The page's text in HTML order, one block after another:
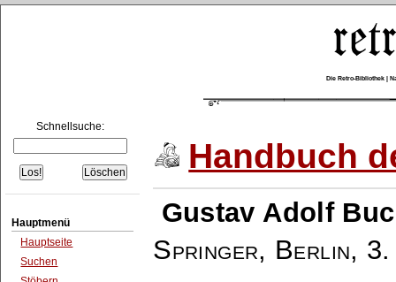
Die Retro-Bibliothek |
Schnellsuche:
Hauptmenü
Hauptseite
Suchen
Handbuch
Gustav Adolf
Springer, Berlin,